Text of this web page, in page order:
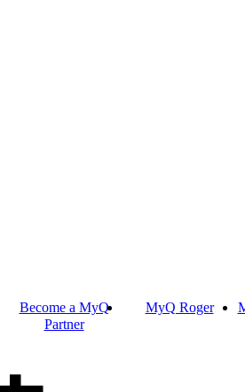
Become a MyQ
Partner
MyQ Roger